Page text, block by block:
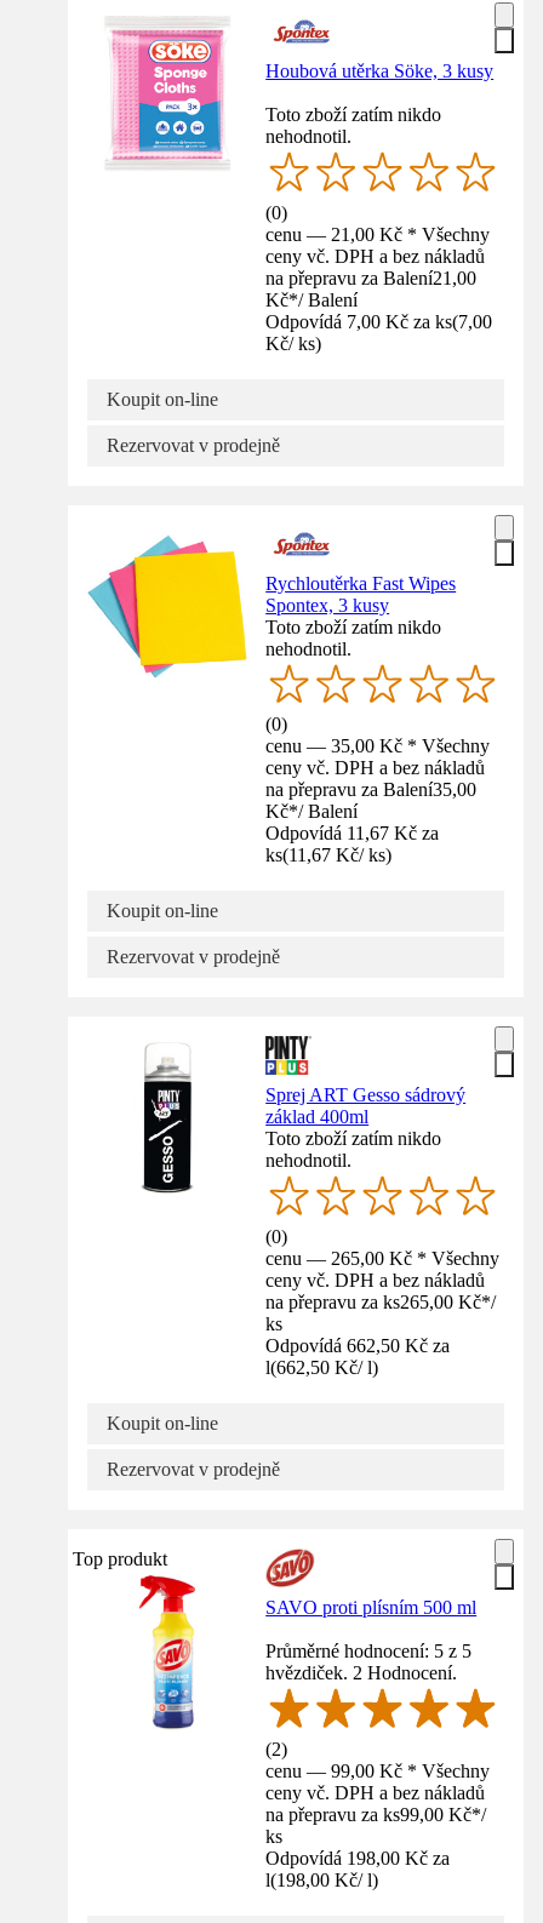
Houbová utěrka Söke, 3 kusy
Toto zboží zatím nikdo
nehodnotil.
(0)
cenu — 21,00 Kč * Všechny
ceny vč. DPH a bez nákladů
na přepravu za Balení21,00
Kč*/ Balení
Odpovídá 7,00 Kč za ks(7,00
Kč/ ks)
Koupit on-line
Rezervovat v prodejně
Rychloutěrka Fast Wipes
Spontex, 3 kusy
Toto zboží zatím nikdo
nehodnotil.
(0)
cenu — 35,00 Kč * Všechny
ceny vč. DPH a bez nákladů
na přepravu za Balení35,00
Kč*/ Balení
Odpovídá 11,67 Kč za
ks(11,67 Kč/ ks)
Koupit on-line
Rezervovat v prodejně
Sprej ART Gesso sádrový
základ 400ml
Toto zboží zatím nikdo
nehodnotil.
(0)
cenu — 265,00 Kč * Všechny
ceny vč. DPH a bez nákladů
na přepravu za ks265,00 Kč*/
ks
Odpovídá 662,50 Kč za
l(662,50 Kč/ l)
Koupit on-line
Rezervovat v prodejně
Top produkt
SAVO proti plísním 500 ml
Průměrné hodnocení: 5 z 5
hvězdiček. 2 Hodnocení.
(2)
cenu — 99,00 Kč * Všechny
ceny vč. DPH a bez nákladů
na přepravu za ks99,00 Kč*/
ks
Odpovídá 198,00 Kč za
l(198,00 Kč/ l)